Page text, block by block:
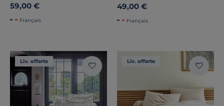
59,00 €
Français
49,00 €
Français
Liv. offerte Liv. offerte